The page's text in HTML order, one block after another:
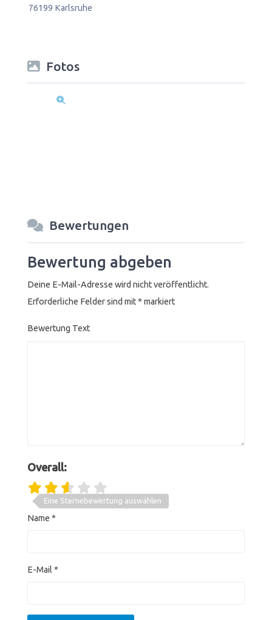
Fotos
Bewertungen
Bewertung abgeben
Deine E-Mail-Adresse wird nicht veröffentlicht.
Erforderliche Felder sind mit*markiert
Bewertung Text
Overall:
Eine Sternebewertung auswählen
Name *
E-Mail *
76199 Karlsruhe